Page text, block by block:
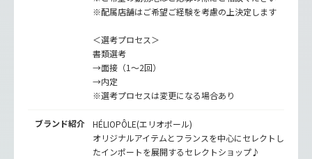
※配属店舗はご希望ご経験を考慮の上決定します
＜選考プロセス＞
書類選考
→面接（1～2回）
→内定
※選考プロセスは変更になる場合あり
ブランド紹介
HÉLIOPÔLE(エリオポール)
オリジナルアイテムとフランスを中心にセレクトし
たインポートを展開するセレクトショップ♪